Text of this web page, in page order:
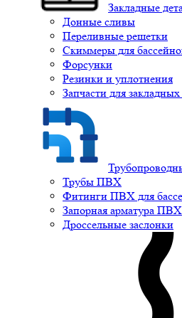
Закладные
Донные сливы
Переливные решетки
Скиммеры для
Форсунки
Резинки и уплотнения
Запчасти для
Трубы ПВХ
Фитинги ПВХ для
Запорная арматура ПВХ
Дроссельные заслонки